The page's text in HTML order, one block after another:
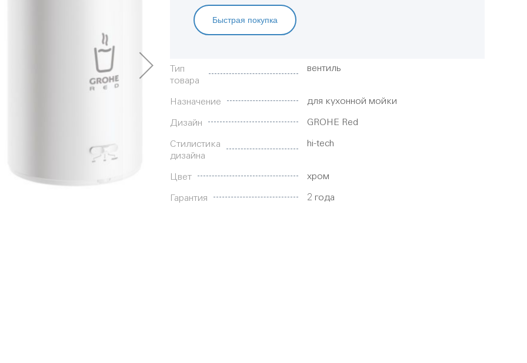
Быстрая покупка
Характеристики
Тип
товара
вентиль
Назначение для кухонной мойки
Дизайн GROHE Red
Стилистика
дизайна
hi-tech
Цвет хром
Гарантия 2 года